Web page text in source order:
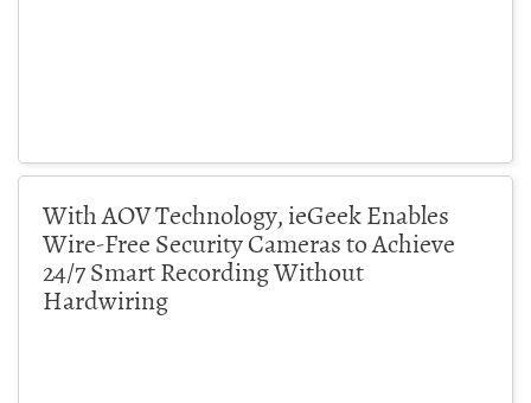
With AOV Technology, ieGeek Enables
Wire-Free Security Cameras to Achieve
24/7 Smart Recording Without
Hardwiring